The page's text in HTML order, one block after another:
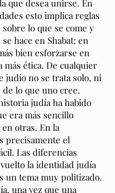
que desea unirse. En
esto implica reglas
lo que se come y
hace en Shabat; en
bien esforzarse en
más ética. De cualquier
judío no se trata solo, ni
lo que uno cree.
judía ha habido
era más sencillo
otras. En la
precisamente el
Las diferencias
la identidad judía
un tema muy politizado.
una vez que una